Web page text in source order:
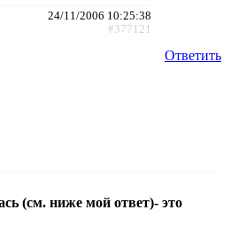
24/11/2006 10:25:38
#377121
Ответить
(см. ниже мой ответ)- это